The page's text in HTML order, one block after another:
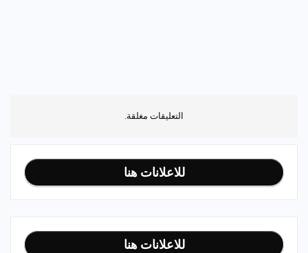
التعليقات مغلقة.
للاعلانات هنا
للاعلانات هنا